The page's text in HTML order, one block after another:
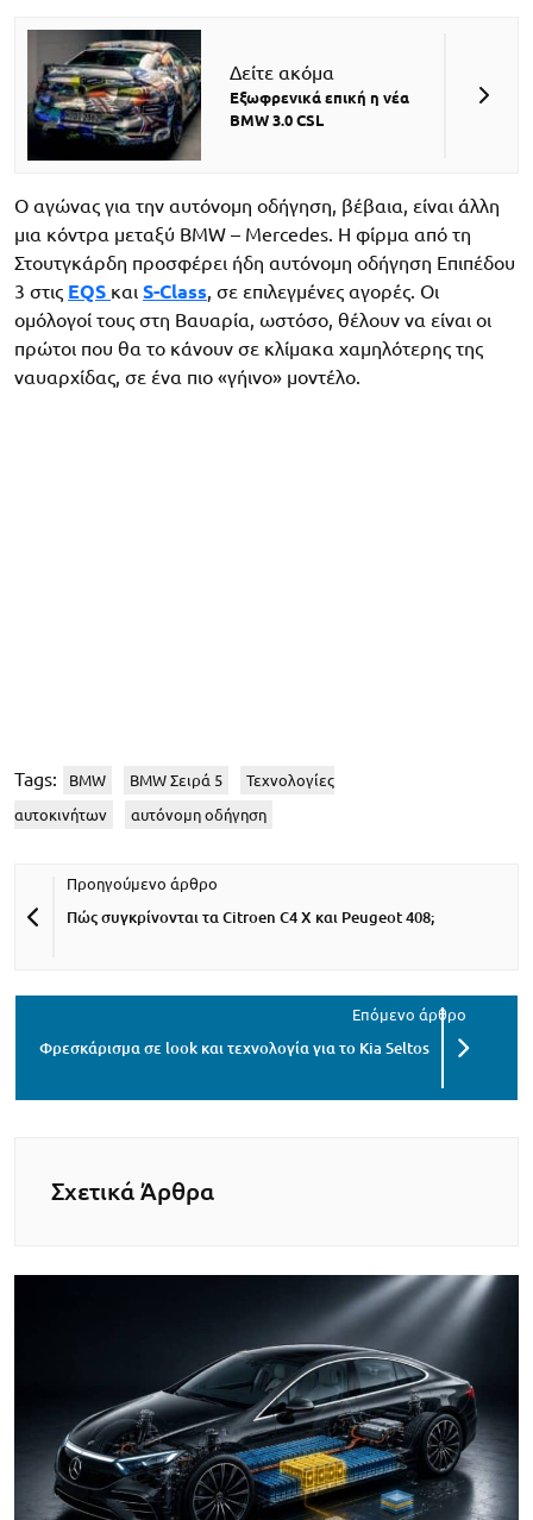
Δείτε ακόμα
Εξωφρενικά επική η νέα
BMW 3.0 CSL
Ο αγώνας για την αυτόνομη οδήγηση, βέβαια, είναι άλλη
μια κόντρα μεταξύ BMW – Mercedes. Η φίρμα από τη
Στουτγκάρδη προσφέρει ήδη αυτόνομη οδήγηση Επιπέδου
3 στις EQS και S-Class, σε επιλεγμένες αγορές. Οι
ομόλογοί τους στη Βαυαρία, ωστόσο, θέλουν να είναι οι
πρώτοι που θα το κάνουν σε κλίμακα χαμηλότερης της
ναυαρχίδας, σε ένα πιο «γήινο» μοντέλο.
Tags: BMW BMW Σειρά 5 Τεχνολογίες
αυτοκινήτων αυτόνομη οδήγηση
Πώς συγκρίνονται τα Citroen C4 X και Peugeot 408;
Φρεσκάρισμα σε look και τεχνολογία για το Kia Seltos
Σχετικά Άρθρα